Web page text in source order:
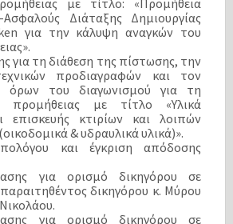
με τίτλο: «Προμήθεια
Διάταξης Δημιουργίας
για την κάλυψη αναγκών του
για τη διάθεση της πίστωσης, την
προδιαγραφών και τον
όρων του διαγωνισμού για τη
προμήθειας με τίτλο «Υλικά
επισκευής κτιρίων και λοιπών
& υδραυλικά υλικά)».
και έγκριση απόδοσης
για ορισμό δικηγόρου σε
δικηγόρου κ. Μύρου
για ορισμό δικηγόρου σε